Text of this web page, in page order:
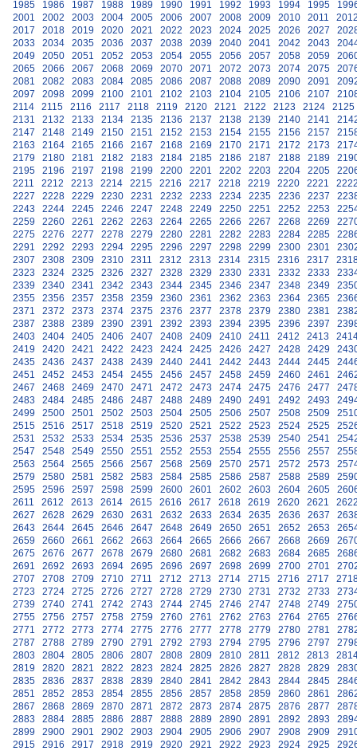
1985
1986 1987 1988 1989 1990 1991 1992 1993 1994 1995
2001
2002 2003 2004 2005 2006 2007 2008 2009 2010 2011
2017
2018 2019 2020 2021 2022 2023 2024 2025 2026 2027
2033
2034 2035 2036 2037 2038 2039 2040 2041 2042 2043
2049
2050 2051 2052 2053 2054 2055 2056 2057 2058 2059
2065
2066 2067 2068 2069 2070 2071 2072 2073 2074 2075
2081
2082 2083 2084 2085 2086 2087 2088 2089 2090 2091
2097
2098 2099 2100 2101 2102 2103 2104 2105 2106 2107
2114
2115 2116 2117 2118 2119 2120 2121 2122 2123 2124
2125
2131
2132 2133 2134 2135 2136 2137 2138 2139 2140 2141
2147
2148 2149 2150 2151 2152 2153 2154 2155 2156 2157
2163
2164 2165 2166 2167 2168 2169 2170 2171 2172 2173
2179
2180 2181 2182 2183 2184 2185 2186 2187 2188 2189
2195
2196 2197 2198 2199 2200 2201 2202 2203 2204 2205
2211
2212 2213 2214 2215 2216 2217 2218 2219 2220 2221
2227
2228 2229 2230 2231 2232 2233 2234 2235 2236 2237
2243
2244 2245 2246 2247 2248 2249 2250 2251 2252 2253
2259
2260 2261 2262 2263 2264 2265 2266 2267 2268 2269
2275
2276 2277 2278 2279 2280 2281 2282 2283 2284 2285
2291
2292 2293 2294 2295 2296 2297 2298 2299 2300 2301
2307
2308 2309 2310 2311 2312 2313 2314 2315 2316 2317
2323
2324 2325 2326 2327 2328 2329 2330 2331 2332 2333
2339
2340 2341 2342 2343 2344 2345 2346 2347 2348 2349
2355
2356 2357 2358 2359 2360 2361 2362 2363 2364 2365
2371
2372 2373 2374 2375 2376 2377 2378 2379 2380 2381
2387
2388 2389 2390 2391 2392 2393 2394 2395 2396 2397
2403
2404 2405 2406 2407 2408 2409 2410 2411 2412 2413
2419
2420 2421 2422 2423 2424 2425 2426 2427 2428 2429
2435
2436 2437 2438 2439 2440 2441 2442 2443 2444 2445
2451
2452 2453 2454 2455 2456 2457 2458 2459 2460 2461
2467
2468 2469 2470 2471 2472 2473 2474 2475 2476 2477
2483
2484 2485 2486 2487 2488 2489 2490 2491 2492 2493
2499
2500 2501 2502 2503 2504 2505 2506 2507 2508 2509
2515
2516 2517 2518 2519 2520 2521 2522 2523 2524 2525
2531
2532 2533 2534 2535 2536 2537 2538 2539 2540 2541
2547
2548 2549 2550 2551 2552 2553 2554 2555 2556 2557
2563
2564 2565 2566 2567 2568 2569 2570 2571 2572 2573
2579
2580 2581 2582 2583 2584 2585 2586 2587 2588 2589
2595
2596 2597 2598 2599 2600 2601 2602 2603 2604 2605
2611
2612 2613 2614 2615 2616 2617 2618 2619 2620 2621
2627
2628 2629 2630 2631 2632 2633 2634 2635 2636 2637
2643
2644 2645 2646 2647 2648 2649 2650 2651 2652 2653
2659
2660 2661 2662 2663 2664 2665 2666 2667 2668 2669
2675
2676 2677 2678 2679 2680 2681 2682 2683 2684 2685
2691
2692 2693 2694 2695 2696 2697 2698 2699 2700 2701
2707
2708 2709 2710 2711 2712 2713 2714 2715 2716 2717
2723
2724 2725 2726 2727 2728 2729 2730 2731 2732 2733
2739
2740 2741 2742 2743 2744 2745 2746 2747 2748 2749
2755
2756 2757 2758 2759 2760 2761 2762 2763 2764 2765
2771
2772 2773 2774 2775 2776 2777 2778 2779 2780 2781
2787
2788 2789 2790 2791 2792 2793 2794 2795 2796 2797
2803
2804 2805 2806 2807 2808 2809 2810 2811 2812 2813
2819
2820 2821 2822 2823 2824 2825 2826 2827 2828 2829
2835
2836 2837 2838 2839 2840 2841 2842 2843 2844 2845
2851
2852 2853 2854 2855 2856 2857 2858 2859 2860 2861
2867
2868 2869 2870 2871 2872 2873 2874 2875 2876 2877
2883
2884 2885 2886 2887 2888 2889 2890 2891 2892 2893
2899
2900 2901 2902 2903 2904 2905 2906 2907 2908 2909
2915
2916 2917 2918 2919 2920 2921 2922 2923 2924 2925